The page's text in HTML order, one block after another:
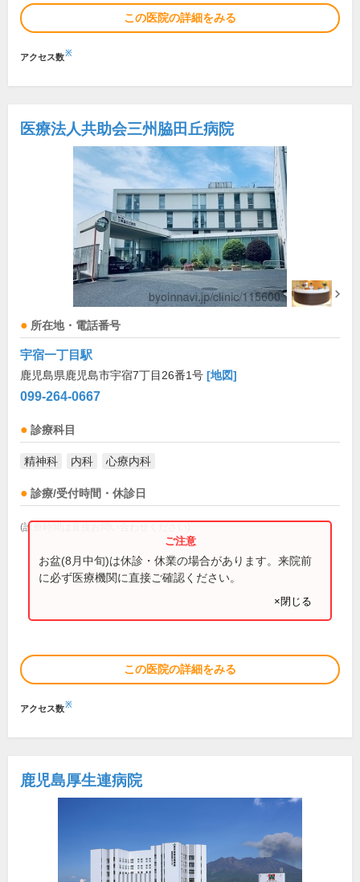
この医院の詳細をみる
アクセス数※
医療法人共助会三州脇田丘病院
所在地・電話番号
宇宿一丁目駅
鹿児島県鹿児島市宇宿7丁目26番1号 [地図]
099-264-0667
診療科目
精神科 内科 心療内科
診療/受付時間・休診日
(診療時間は直接お問い合わせください)
お盆(8月中旬)は休診・休業の場合があります。来院前
に必ず医療機関に直接ご確認ください。
×閉じる
この医院の詳細をみる
アクセス数※
鹿児島厚生連病院